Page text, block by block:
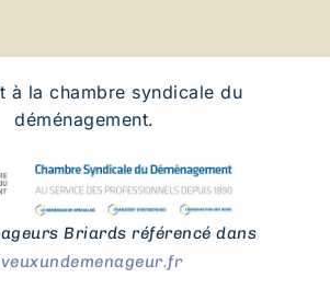
à la chambre syndicale du
déménagement.
Briards référencé dans